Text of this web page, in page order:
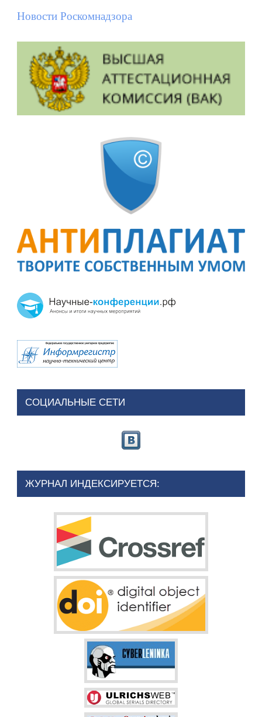
Новости Роскомнадзора
СОЦИАЛЬНЫЕ СЕТИ
ЖУРНАЛ ИНДЕКСИРУЕТСЯ: